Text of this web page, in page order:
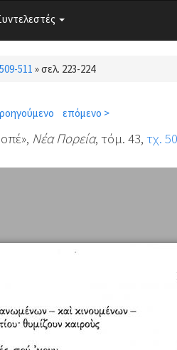
511 »σελ. 223-224
επόμενο >
Νέα Πορεία, τόμ. 43, τχ.